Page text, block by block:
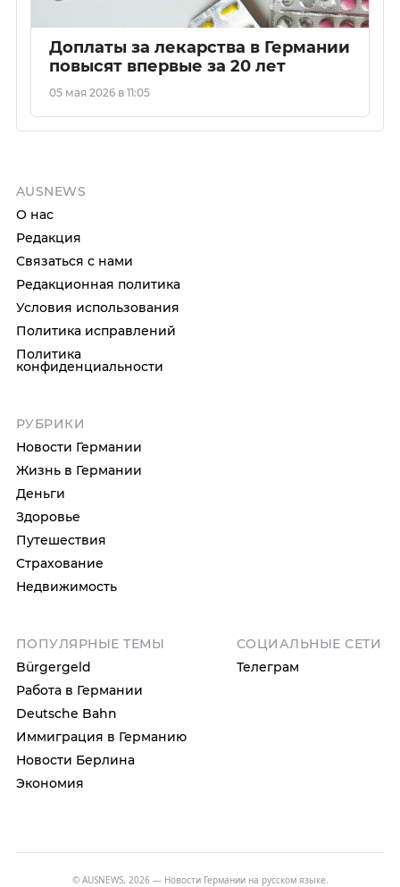
Доплаты за лекарства в Германии
повысят впервые за 20 лет
05 мая 2026 в 11:05
AUSNEWS
О нас
Редакция
Связаться с нами
Редакционная политика
Условия использования
Политика исправлений
Политика
конфиденциальности
РУБРИКИ
Новости Германии
Жизнь в Германии
Деньги
Здоровье
Путешествия
Страхование
Недвижимость
ПОПУЛЯРНЫЕ ТЕМЫ
Bürgergeld
Работа в Германии
Deutsche Bahn
Иммиграция в Германию
Новости Берлина
Экономия
СОЦИАЛЬНЫЕ СЕТИ
Телеграм
© AUSNEWS, 2026 — Новости Германии на русском языке.